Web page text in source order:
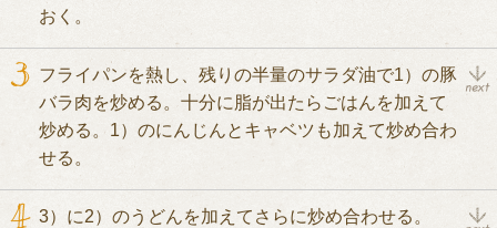
おく。
フライパンを熱し、残りの半量のサラダ油で1）の豚
バラ肉を炒める。十分に脂が出たらごはんを加えて
炒める。1）のにんじんとキャベツも加えて炒め合わ
せる。
3）に2）のうどんを加えてさらに炒め合わせる。